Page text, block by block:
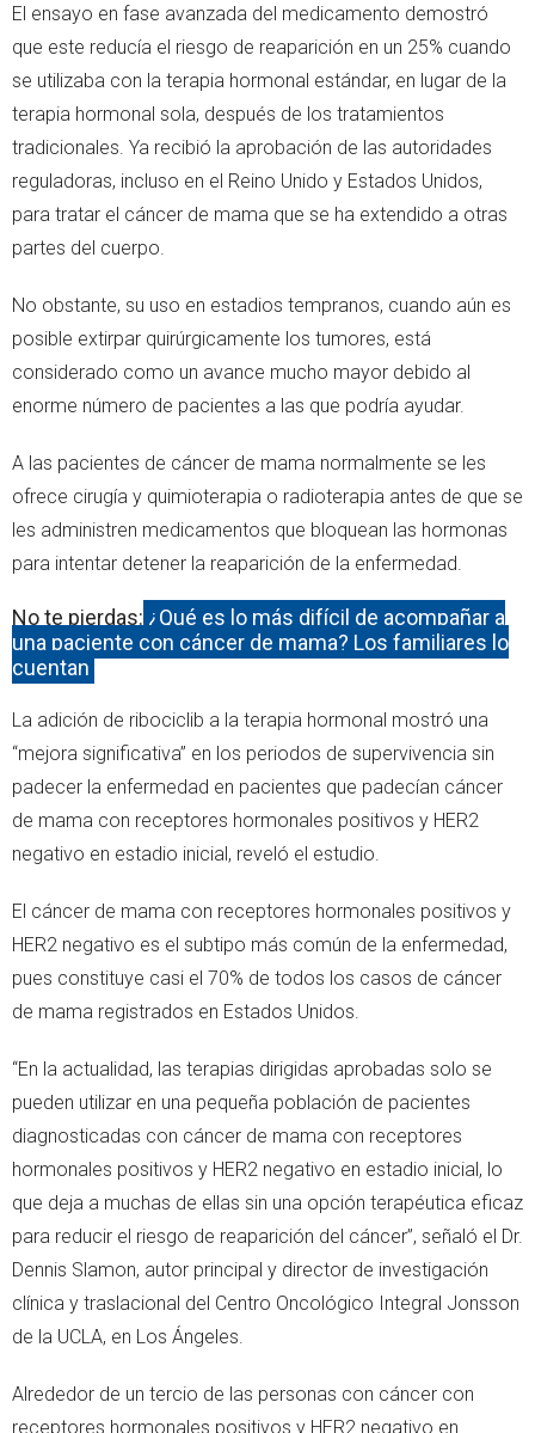
El ensayo en fase avanzada del medicamento demostró
que este reducía el riesgo de reaparición en un 25% cuando
se utilizaba con la terapia hormonal estándar, en lugar de la
terapia hormonal sola, después de los tratamientos
tradicionales. Ya recibió la aprobación de las autoridades
reguladoras, incluso en el Reino Unido y Estados Unidos,
para tratar el cáncer de mama que se ha extendido a otras
partes del cuerpo.
No obstante, su uso en estadios tempranos, cuando aún es
posible extirpar quirúrgicamente los tumores, está
considerado como un avance mucho mayor debido al
enorme número de pacientes a las que podría ayudar.
A las pacientes de cáncer de mama normalmente se les
ofrece cirugía y quimioterapia o radioterapia antes de que se
les administren medicamentos que bloquean las hormonas
para intentar detener la reaparición de la enfermedad.
No te pierdas: ¿Qué es lo más difícil de acompañar a
una paciente con cáncer de mama? Los familiares lo
cuentan
La adición de ribociclib a la terapia hormonal mostró una
“mejora significativa” en los periodos de supervivencia sin
padecer la enfermedad en pacientes que padecían cáncer
de mama con receptores hormonales positivos y HER2
negativo en estadio inicial, reveló el estudio.
El cáncer de mama con receptores hormonales positivos y
HER2 negativo es el subtipo más común de la enfermedad,
pues constituye casi el 70% de todos los casos de cáncer
de mama registrados en Estados Unidos.
“En la actualidad, las terapias dirigidas aprobadas solo se
pueden utilizar en una pequeña población de pacientes
diagnosticadas con cáncer de mama con receptores
hormonales positivos y HER2 negativo en estadio inicial, lo
que deja a muchas de ellas sin una opción terapéutica eficaz
para reducir el riesgo de reaparición del cáncer”, señaló el Dr.
Dennis Slamon, autor principal y director de investigación
clínica y traslacional del Centro Oncológico Integral Jonsson
de la UCLA, en Los Ángeles.
Alrededor de un tercio de las personas con cáncer con
receptores hormonales positivos y HER2 negativo en